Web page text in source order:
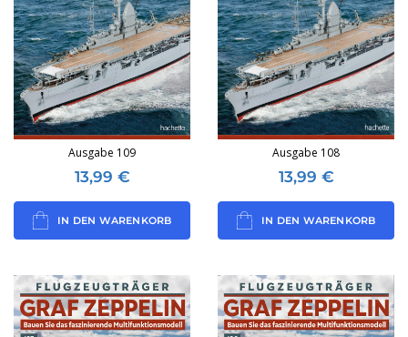
Ausgabe 109
13,99 €
IN DEN WARENKORB
Ausgabe 108
13,99 €
IN DEN WARENKORB